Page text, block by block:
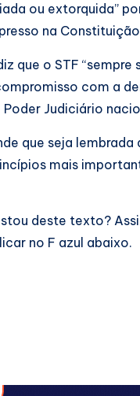
ou extorquida”
na
que o STF
com a
Judiciário
que seja
mais
deste texto?
no F azul abaixo.